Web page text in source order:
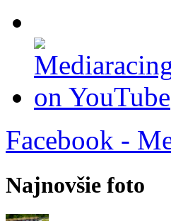
Facebook -
Najnovšie foto